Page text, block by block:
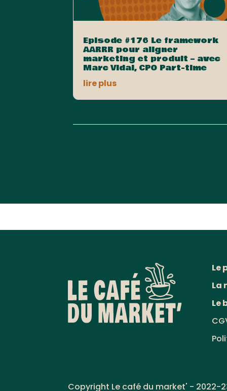
Episode #176 Le framework
AARRR pour aligner
marketing et produit – avec
Marc Vidal, CPO Part-time
lire plus
Le
La
Le
Copyright Le café du market' - 2022-